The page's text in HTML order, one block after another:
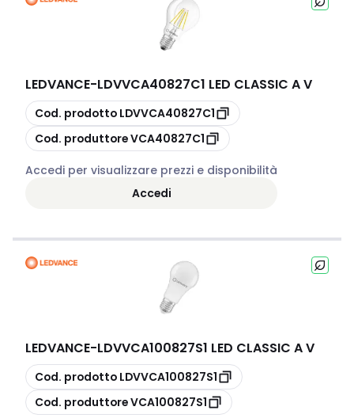
LEDVANCE-LDVVCA40827C1 LED CLASSIC A V
copia
Cod. prodotto LDVVCA40827C1
copia
Cod. produttoreVCA40827C1
Accedi per visualizzare prezzi e disponibilità
Accedi
LEDVANCE-LDVVCA100827S1 LED CLASSIC A V
copia
Cod. prodotto LDVVCA100827S1
copia
Cod. produttoreVCA100827S1